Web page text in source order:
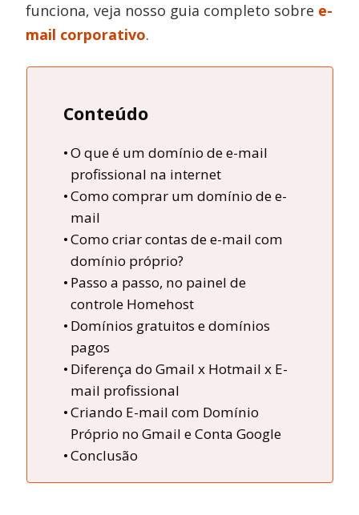
funciona, veja nosso guia completo sobre e-
mail corporativo.
Conteúdo
O que é um domínio de e-mail
profissional na internet
Como comprar um domínio de e-
mail
Como criar contas de e-mail com
domínio próprio?
Passo a passo, no painel de
controle Homehost
Domínios gratuitos e domínios
pagos
Diferença do Gmail x Hotmail x E-
mail profissional
Criando E-mail com Domínio
Próprio no Gmail e Conta Google
Conclusão